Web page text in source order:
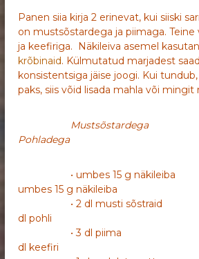
Panen siia kirja 2 erinevat, kui siiski
on mustsõstardega ja piimaga.
ja keefiriga. Näkileiva asemel
krõbinaid. Külmutatud marjadest
konsistentsiga jäise joogi. Kui
paks, siis võid lisada mahla või
Mustsõstardega
Pohladega
• umbes 15 g
umbes 15 g näkileiba
• 2 dl musti
dl pohli
• 3 dl
dl keefiri